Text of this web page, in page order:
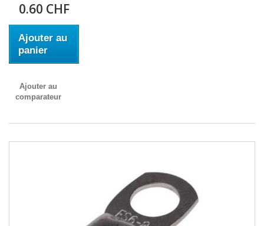
0.60 CHF
Ajouter au
panier
Ajouter au
comparateur